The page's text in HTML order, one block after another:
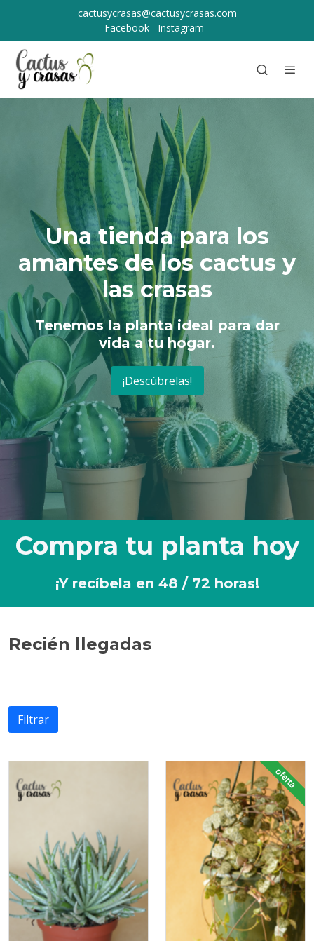
cactusycrasas@cactusycrasas.com
Facebook
Instagram
Una tienda para los
amantes de los cactus y
las crasas
Tenemos la planta ideal para dar
vida a tu hogar.
¡Descúbrelas!
Compra tu planta hoy
¡Y recíbela en 48 / 72 horas!
Recién llegadas
Filtrar
oferta